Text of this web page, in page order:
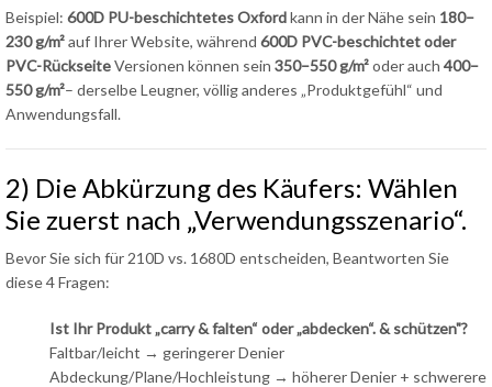
Beispiel: 600D PU-beschichtetes Oxfordkann in der Nähe sein 180–
230 g/m²auf Ihrer Website, während 600D PVC-beschichtet oder
PVC-RückseiteVersionen können sein 350–550 g/m²oder auch 400–
550 g/m²– derselbe Leugner, völlig anderes „Produktgefühl“ und
Anwendungsfall.
2) Die Abkürzung des Käufers: Wählen
Sie zuerst nach „Verwendungsszenario“.
Bevor Sie sich für 210D vs. 1680D entscheiden, Beantworten Sie
diese 4 Fragen:
Ist Ihr Produkt „carry & falten“ oder „abdecken“. & schützen"?
Faltbar/leicht → geringerer Denier
Abdeckung/Plane/Hochleistung → höherer Denier + schwerere